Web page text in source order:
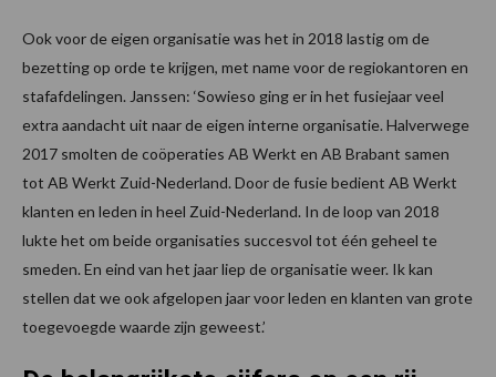
Ook voor de eigen organisatie was het in 2018 lastig om de
bezetting op orde te krijgen, met name voor de regiokantoren en
stafafdelingen. Janssen: ‘Sowieso ging er in het fusiejaar veel
extra aandacht uit naar de eigen interne organisatie. Halverwege
2017 smolten de coöperaties AB Werkt en AB Brabant samen
tot AB Werkt Zuid-Nederland. Door de fusie bedient AB Werkt
klanten en leden in heel Zuid-Nederland. In de loop van 2018
lukte het om beide organisaties succesvol tot één geheel te
smeden. En eind van het jaar liep de organisatie weer. Ik kan
stellen dat we ook afgelopen jaar voor leden en klanten van grote
toegevoegde waarde zijn geweest.’